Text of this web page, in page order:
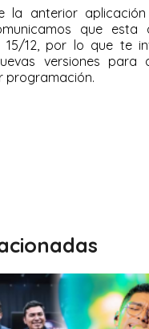
la anterior
que esta
15/12, por lo que te
versiones para
programación.